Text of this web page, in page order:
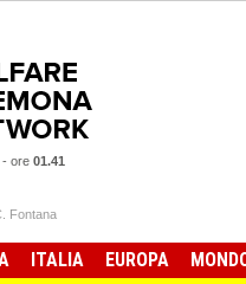
- ore 01.41
Fontana
ITALIA EUROPA